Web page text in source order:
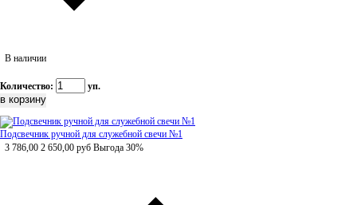
В наличии
Количество: уп.
Подсвечник ручной для служебной свечи №1
3 786,00 2 650,00 руб Выгода 30%